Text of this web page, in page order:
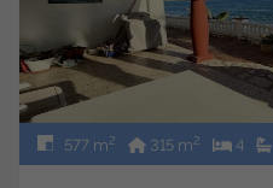
577 m2 315 m2 4